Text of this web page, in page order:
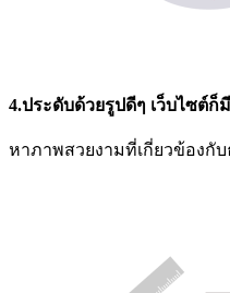
4.ประดับด้วยรูปดีๆ เว็บไซต์ก็
หาภาพสวยงามที่เกี่ยวข้องกั